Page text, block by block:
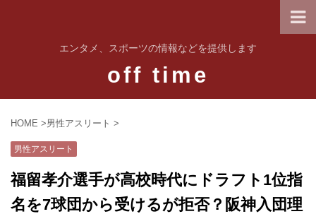
エンタメ、スポーツの情報などを提供します
off time
HOME >男性アスリート >
男性アスリート
福留孝介選手が高校時代にドラフト1位指
名を7球団から受けるが拒否？阪神入団理